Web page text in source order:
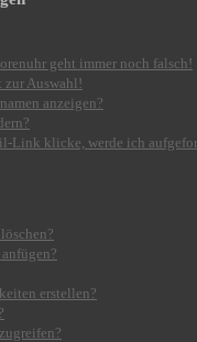
geht immer noch falsch!
zur Auswahl!
anzeigen?
Link klicke, werde ich
erstellen?